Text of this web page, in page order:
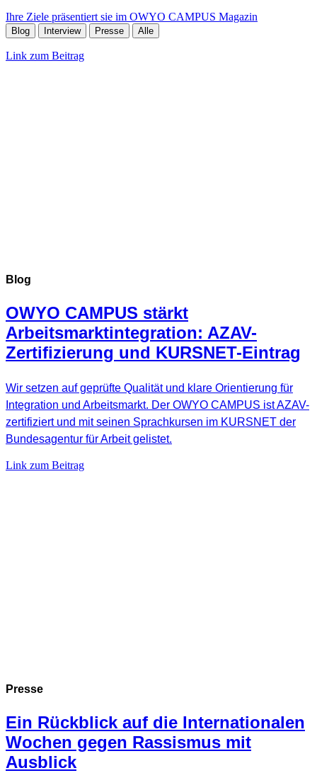
Ihre Ziele präsentiert sie im OWYO CAMPUS Magazin
Blog Interview Presse Alle
Link zum Beitrag
Blog
OWYO CAMPUS stärkt
Arbeitsmarktintegration: AZAV-
Zertifizierung und KURSNET-Eintrag
Wir setzen auf geprüfte Qualität und klare Orientierung für
Integration und Arbeitsmarkt. Der OWYO CAMPUS ist AZAV-
zertifiziert und mit seinen Sprachkursen im KURSNET der
Bundesagentur für Arbeit gelistet.
Link zum Beitrag
Presse
Ein Rückblick auf die Internationalen
Wochen gegen Rassismus mit
Ausblick